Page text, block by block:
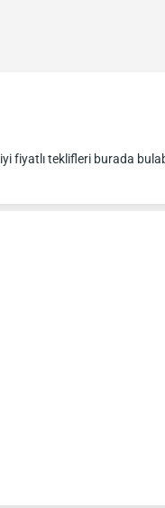
fiyatlı teklifleri burada